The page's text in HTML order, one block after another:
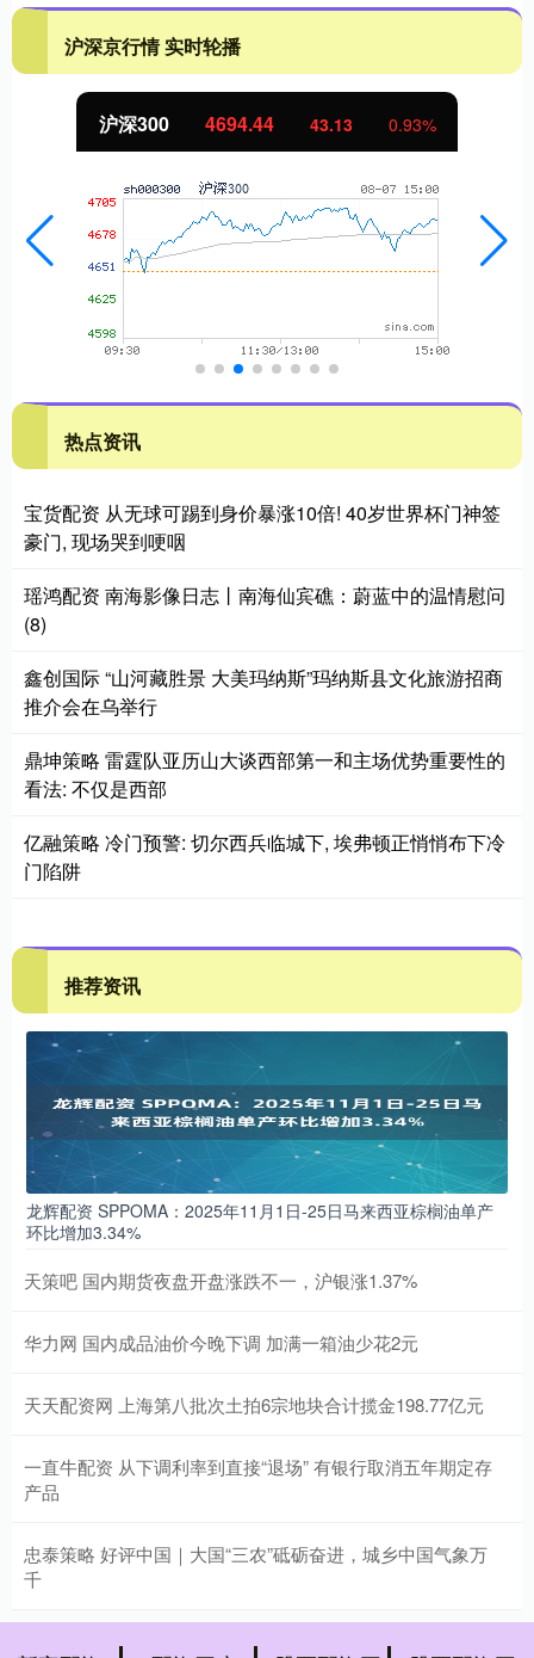
沪深京行情 实时轮播
沪深300 4694.44 43.13 0.93%
热点资讯
宝货配资 从无球可踢到身价暴涨10倍! 40岁世界杯门神签
豪门, 现场哭到哽咽
瑶鸿配资 南海影像日志丨南海仙宾礁：蔚蓝中的温情慰问
(8)
鑫创国际 “山河藏胜景 大美玛纳斯”玛纳斯县文化旅游招商
推介会在乌举行
鼎坤策略 雷霆队亚历山大谈西部第一和主场优势重要性的
看法: 不仅是西部
亿融策略 冷门预警: 切尔西兵临城下, 埃弗顿正悄悄布下冷
门陷阱
推荐资讯
龙辉配资 SPPOMA：2025年11月1日-25日马来西亚棕榈油单产
环比增加3.34%
天策吧 国内期货夜盘开盘涨跌不一，沪银涨1.37%
华力网 国内成品油价今晚下调 加满一箱油少花2元
天天配资网 上海第八批次土拍6宗地块合计揽金198.77亿元
一直牛配资 从下调利率到直接“退场” 有银行取消五年期定存
产品
忠泰策略 好评中国｜大国“三农”砥砺奋进，城乡中国气象万
千